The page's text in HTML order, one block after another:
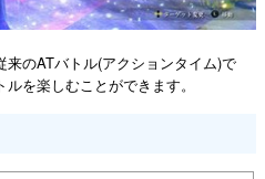
のATバトル(アクションタイム)で
を楽しむことができます。